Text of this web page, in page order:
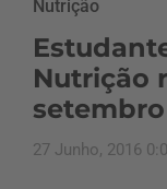
Nutrição
Nutrição
27 Junho, 2016